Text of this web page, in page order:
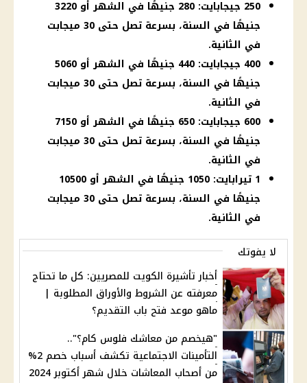
250 جيجابايت: 280 جنيهًا في الشهر أو 3220
جنيهًا في السنة، بسرعة تصل حتى 30 ميجابت
في الثانية.
400 جيجابايت: 440 جنيهًا في الشهر أو 5060
جنيهًا في السنة، بسرعة تصل حتى 30 ميجابت
في الثانية.
600 جيجابايت: 650 جنيهًا في الشهر أو 7150
جنيهًا في السنة، بسرعة تصل حتى 30 ميجابت
في الثانية.
1 تيرابايت: 1050 جنيهًا في الشهر أو 10500
جنيهًا في السنة، بسرعة تصل حتى 30 ميجابت
في الثانية.
لا يفوتك
أخبار تأشيرة الكويت للمصريين: كل ما تحتاج
معرفته عن الشروط والأوراق المطلوبة |
ماهو موعد فتح باب التقديم؟
"هيخصم من معاشك فلوس كام؟"..
التأمينات الاجتماعية تكشف أسباب خصم 2%
من أصحاب المعاشات خلال شهر أكتوبر 2024